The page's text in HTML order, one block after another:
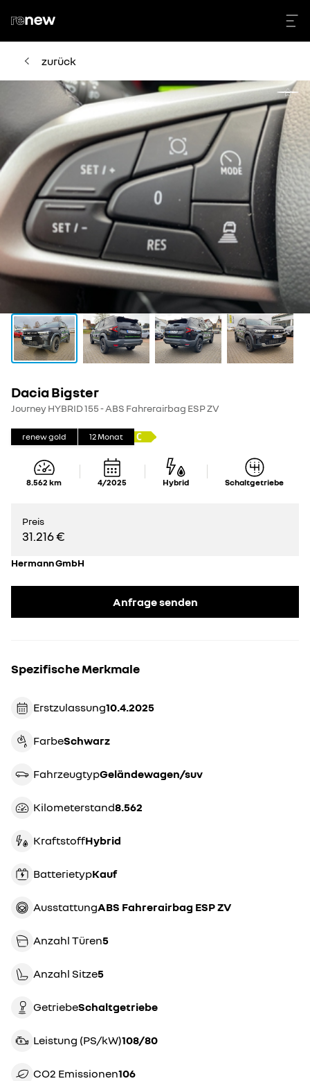
zurück
Dacia Bigster
Journey HYBRID 155 - ABS Fahrerairbag ESP ZV
renew gold 12Monat
8.562 km 4/2025 Hybrid Schaltgetriebe
Preis
31.216 €
Hermann GmbH
Anfrage senden
Spezifische Merkmale
Erstzulassung 10.4.2025
Farbe schwarz
Fahrzeugtyp geländewagen/suv
Kilometerstand 8.562
Kraftstoff Hybrid
Batterietyp Kauf
Ausstattung ABS Fahrerairbag ESP ZV
Anzahl Türen5
Anzahl Sitze5
Getriebe schaltgetriebe
Leistung (PS/kW) 108/80
CO2 Emissionen 106